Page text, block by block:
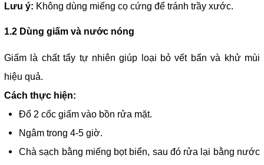
Lưu ý: Không dùng miếng cọ cứng để tránh trầy xước.
1.2 Dùng giấm và nước nóng
Giấm là chất tẩy tự nhiên giúp loại bỏ vết bẩn và khử mùi
hiệu quả.
Cách thực hiện:
Đổ 2 cốc giấm vào bồn rửa mặt.
Ngâm trong 4-5 giờ.
Chà sạch bằng miếng bọt biển, sau đó rửa lại bằng nước